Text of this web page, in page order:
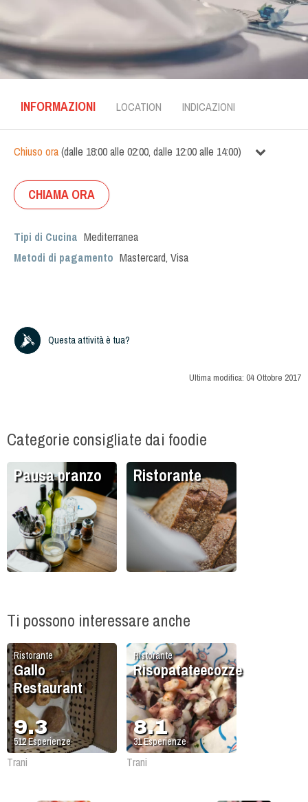
INFORMAZIONI LOCATION INDICAZIONI
Chiuso ora(dalle 18:00alle 02:00, dalle 12:00alle 14:00)
CHIAMA ORA
Tipi di Cucina Mediterranea
Metodi di pagamento Mastercard, Visa
Questa attività è tua?
Ultima modifica: 04 Ottobre 2017
Categorie consigliate dai foodie
Pausa pranzo Ristorante
Ti possono interessare anche
Ristorante
Gallo
Restaurant
9.3
512Esperienze
Trani
Ristorante
Risopatateecozze
8.1
31Esperienze
Trani